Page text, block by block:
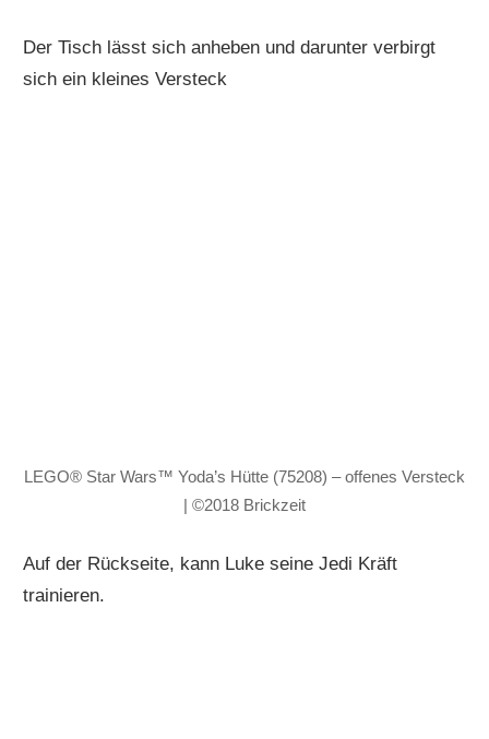
Der Tisch lässt sich anheben und darunter verbirgt
sich ein kleines Versteck
LEGO® Star Wars™ Yoda’s Hütte (75208) – offenes Versteck
| ©2018 Brickzeit
Auf der Rückseite, kann Luke seine Jedi Kräft
trainieren.